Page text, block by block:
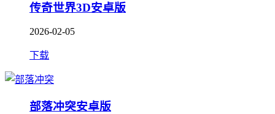
传奇世界3D安卓版
2026-02-05
下载
部落冲突安卓版